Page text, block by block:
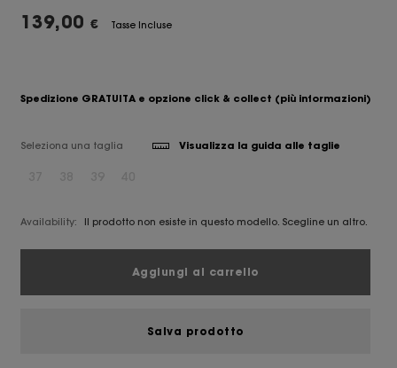
139,00 € Tasse Incluse
Spedizione GRATUITA e opzione click & collect (più informazioni)
Seleziona una taglia Visualizza la guida alle taglie
Availability: Il prodotto non esiste in questo modello. Scegline un altro.
Aggiungi al carrello
Salva prodotto